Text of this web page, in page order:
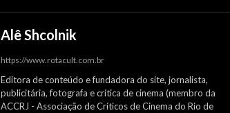
Alê Shcolnik
https://www.rotacult.com.br
Editora de conteúdo e fundadora do site, jornalista,
publicitária, fotografa e crítica de cinema (membro da
ACCRJ - Associação de Críticos de Cinema do Rio de